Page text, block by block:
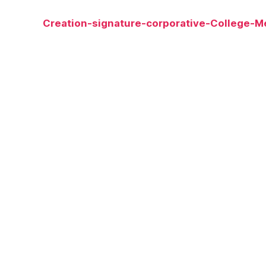
Creation-signature-corporative-College-